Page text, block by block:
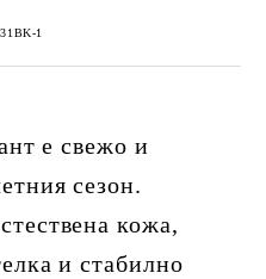
1
е свежо и
сезон.
кожа,
и стабилно